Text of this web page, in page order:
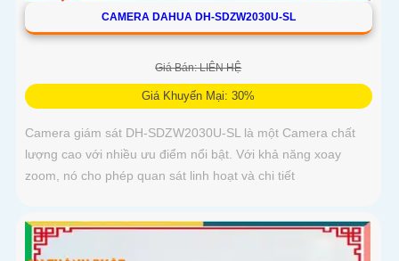
CAMERA DAHUA DH-SDZW2030U-SL
Giá Bán: LIÊN HỆ
Giá Khuyến Mại: 30%
Camera giám sát DH-SDZW2030U-SL là một Camera chất
lượng cao với nhiều ưu điểm nổi bật. Với khả năng xoay
zoom, nó cho phép quan sát linh hoạt và chi tiết